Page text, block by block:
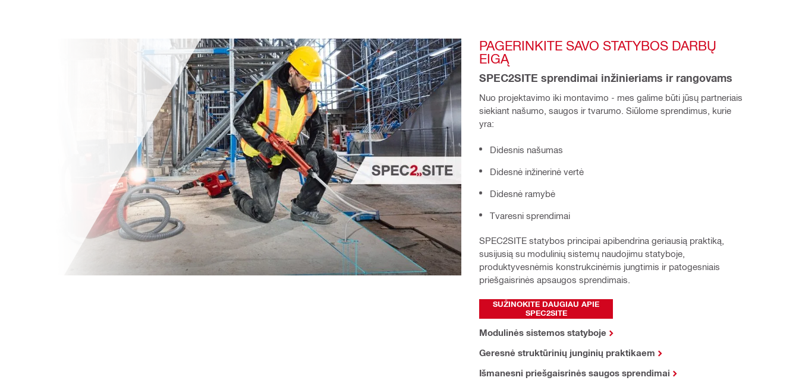
PAGERINKITE SAVO STATYBOS DARBŲ
EIGĄ
SPEC2SITE sprendimai inžinieriams ir rangovams
Nuo projektavimo iki montavimo - mes galime būti jūsų partneriais
siekiant našumo, saugos ir tvarumo. Siūlome sprendimus, kurie
yra:
Didesnis našumas
Didesnė inžinerinė vertė
Didesnė ramybė
Tvaresni sprendimai
SPEC2SITE statybos principai apibendrina geriausią praktiką,
susijusią su modulinių sistemų naudojimu statyboje,
produktyvesnėmis konstrukcinėmis jungtimis ir patogesniais
priešgaisrinės apsaugos sprendimais.
SUŽINOKITE DAUGIAU APIE
SPEC2SITE
Modulinės sistemos statyboje
Geresnė struktūrinių junginių praktikaem
Išmanesni priešgaisrinės saugos sprendimai